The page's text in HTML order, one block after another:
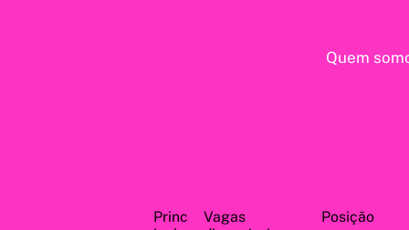
Quem
Princ
Vagas
Posição